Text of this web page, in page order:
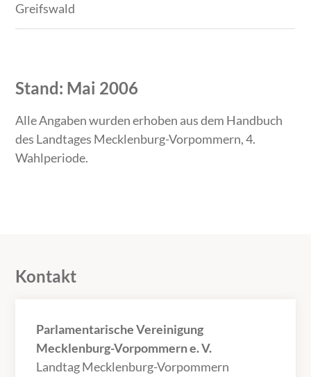
Greifswald
Stand: Mai 2006
Alle Angaben wurden erhoben aus dem Handbuch
des Landtages Mecklenburg-Vorpommern, 4.
Wahlperiode.
Kontakt
Parlamentarische Vereinigung
Mecklenburg-Vorpommern e. V.
Landtag Mecklenburg-Vorpommern